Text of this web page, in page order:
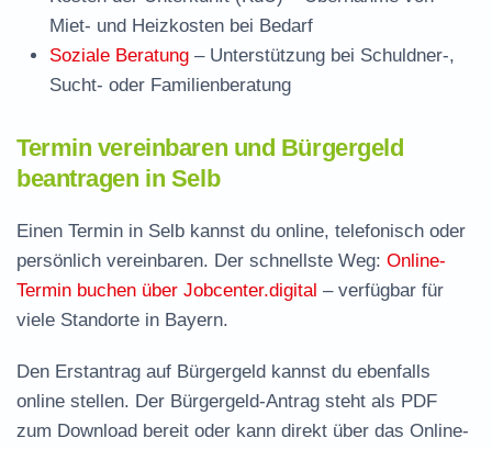
Miet- und Heizkosten bei Bedarf
Soziale Beratung – Unterstützung bei Schuldner-,
Sucht- oder Familienberatung
Termin vereinbaren und Bürgergeld
beantragen in Selb
Einen Termin in Selb kannst du online, telefonisch oder
persönlich vereinbaren. Der schnellste Weg: Online-
Termin buchen über Jobcenter.digital – verfügbar für
viele Standorte in Bayern.
Den Erstantrag auf Bürgergeld kannst du ebenfalls
online stellen. Der Bürgergeld-Antrag steht als PDF
zum Download bereit oder kann direkt über das Online-